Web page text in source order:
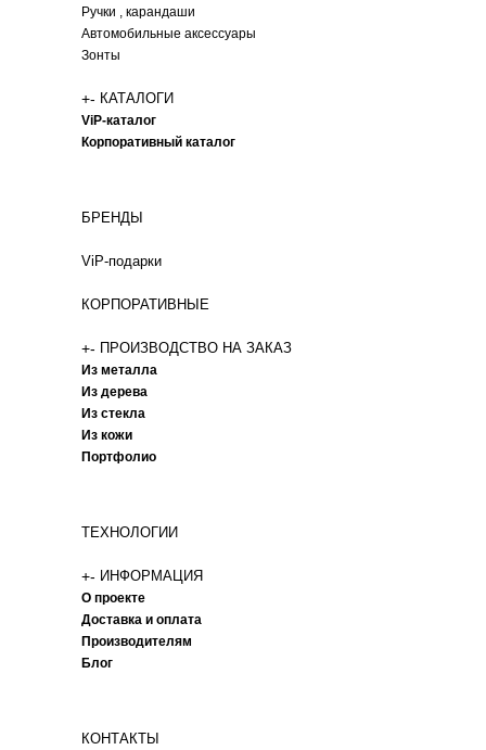
Ручки , карандаши
Автомобильные аксессуары
Зонты
+- КАТАЛОГИ
ViP-каталог
Корпоративный каталог
БРЕНДЫ
ViP-подарки
КОРПОРАТИВНЫЕ
+- ПРОИЗВОДСТВО НА ЗАКАЗ
Из металла
Из дерева
Из стекла
Из кожи
Портфолио
ТЕХНОЛОГИИ
+- ИНФОРМАЦИЯ
О проекте
Доставка и оплата
Производителям
Блог
КОНТАКТЫ